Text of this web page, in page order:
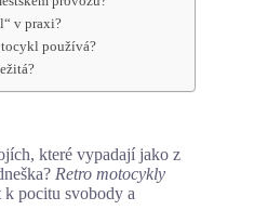
v praxi?
používá?
které vypadají jako z
Retro motocykly
k pocitu svobody a